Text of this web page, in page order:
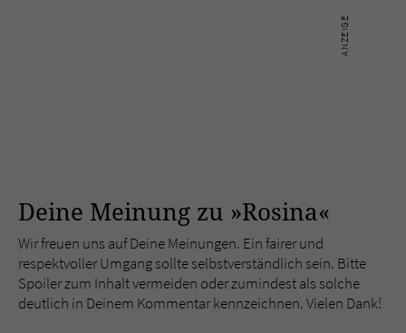
Deine Meinung zu »Rosina«
Wir freuen uns auf Deine Meinungen. Ein fairer und
respektvoller Umgang sollte selbstverständlich sein. Bitte
Spoiler zum Inhalt vermeiden oder zumindest als solche
deutlich in Deinem Kommentar kennzeichnen. Vielen Dank!